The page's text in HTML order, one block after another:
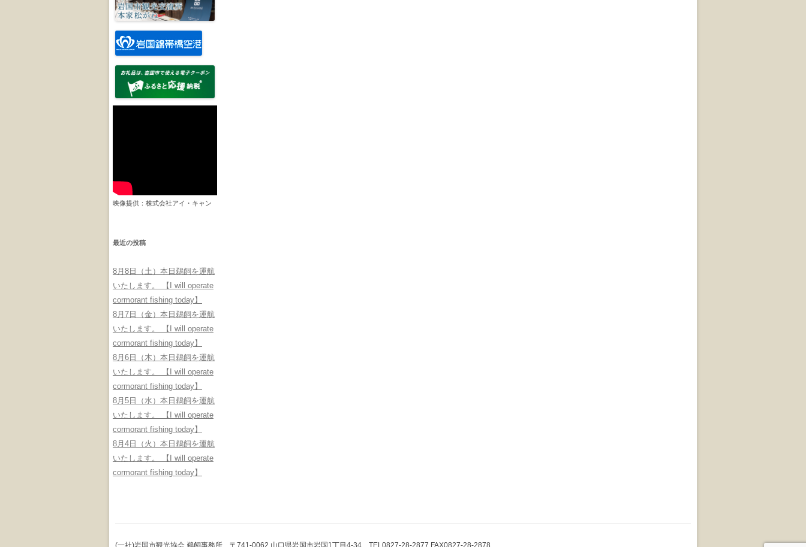
映像提供：株式会社アイ・キャン
最近の投稿
8月8日（土）本日鵜飼を運航
いたします。 【I will operate
cormorant fishing today】
8月7日（金）本日鵜飼を運航
いたします。 【I will operate
cormorant fishing today】
8月6日（木）本日鵜飼を運航
いたします。 【I will operate
cormorant fishing today】
8月5日（水）本日鵜飼を運航
いたします。 【I will operate
cormorant fishing today】
8月4日（火）本日鵜飼を運航
いたします。 【I will operate
cormorant fishing today】
(一社)岩国市観光協会 鵜飼事務所 〒741-0062 山口県岩国市岩国1丁目4-34 TEL0827-28-2877 FAX0827-28-2878